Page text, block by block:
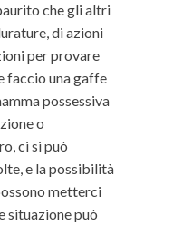
che gli altri
di azioni
per provare
faccio una gaffe
possessiva
o
ci si può
e la possibilità
metterci
situazione può